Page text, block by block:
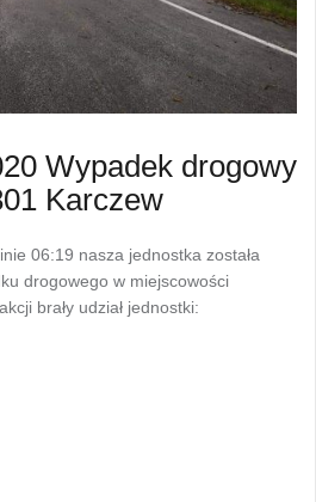
Wypadek drogowy
Karczew
06:19 nasza jednostka została
drogowego w miejscowości
brały udział jednostki: